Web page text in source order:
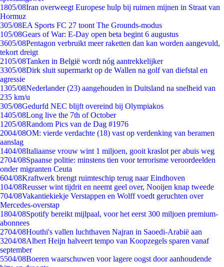
1805/08Iran overweegt Europese hulp bij ruimen mijnen in Straat van
Hormuz
305/08EA Sports FC 27 toont The Grounds-modus
105/08Gears of War: E-Day open beta begint 6 augustus
3605/08Pentagon verbruikt meer raketten dan kan worden aangevuld,
tekort dreigt
2105/08Tanken in België wordt nóg aantrekkelijker
3305/08Dirk sluit supermarkt op de Wallen na golf van diefstal en
agressie
1305/08Nederlander (23) aangehouden in Duitsland na snelheid van
235 km/u
305/08Gedurfd NEC blijft overeind bij Olympiakos
1405/08Long live the 7th of October
1205/08Random Pics van de Dag #1976
2004/08OM: vierde verdachte (18) vast op verdenking van beramen
aanslag
1404/08Italiaanse vrouw wint 1 miljoen, gooit kraslot per abuis weg
2704/08Spaanse politie: minstens tien voor terrorisme veroordeelden
onder migranten Ceuta
604/08Kraftwerk brengt ruimteschip terug naar Eindhoven
104/08Reusser wint tijdrit en neemt geel over, Nooijen knap tweede
704/08Vakantiekiekje Verstappen en Wolff voedt geruchten over
Mercedes-overstap
1804/08Spotify bereikt mijlpaal, voor het eerst 300 miljoen premium-
abonnees
2704/08Houthi's vallen luchthaven Najran in Saoedi-Arabië aan
3204/08Albert Heijn halveert tempo van Koopzegels sparen vanaf
september
5504/08Boeren waarschuwen voor lagere oogst door aanhoudende